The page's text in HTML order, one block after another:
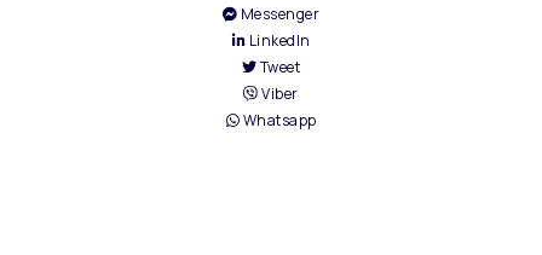
Messenger
LinkedIn
Tweet
Viber
Whatsapp